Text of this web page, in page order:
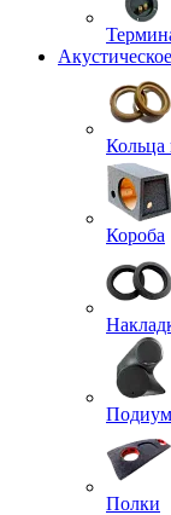
Кольца
Короба
Полки